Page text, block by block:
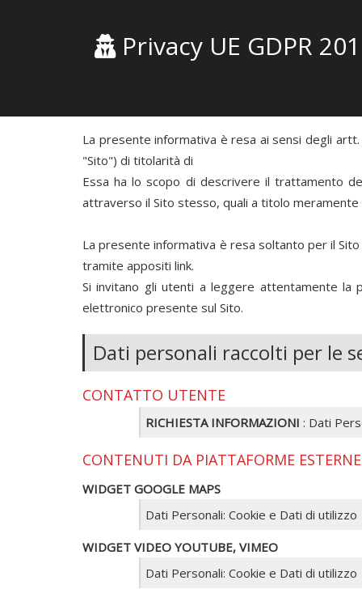
Privacy UE GDPR
La presente informativa è resa ai sensi degli
"Sito") di titolarità di
Essa ha lo scopo di descrivere il trattamento
attraverso il Sito stesso, quali a titolo
La presente informativa è resa soltanto per il
tramite appositi link.
Si invitano gli utenti a leggere attentamente la
elettronico presente sul Sito.
Dati personali raccolti per le
CONTATTO UTENTE
RICHIESTA INFORMAZIONI : Dati
CONTENUTI DA PIATTAFORME ESTERNE
WIDGET GOOGLE MAPS
Dati Personali: Cookie e Dati di utilizzo
WIDGET VIDEO YOUTUBE, VIMEO
Dati Personali: Cookie e Dati di utilizzo